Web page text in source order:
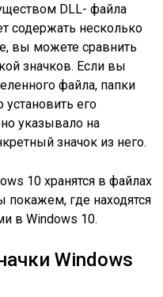
DLL- файла
содержать несколько
вы можете сравнить
значков. Если вы
файла, папки
его
указывало на
значок из него.
10 хранятся в файлах
где находятся
в Windows 10.
Windows